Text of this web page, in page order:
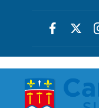
Réseaux